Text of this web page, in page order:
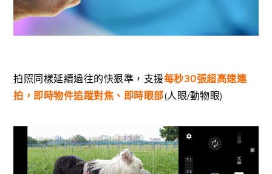
拍照同樣延續過往的快狠準，支援每秒30張超高速連
拍，即時物件追蹤對焦、即時眼部(人眼/動物眼)